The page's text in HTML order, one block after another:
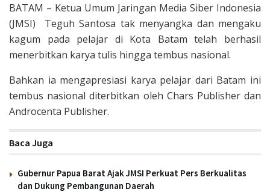
BATAM – Ketua Umum Jaringan Media Siber Indonesia
(JMSI) Teguh Santosa tak menyangka dan mengaku
kagum pada pelajar di Kota Batam telah berhasil
menerbitkan karya tulis hingga tembus nasional.
Bahkan ia mengapresiasi karya pelajar dari Batam ini
tembus nasional diterbitkan oleh Chars Publisher dan
Androcenta Publisher.
Baca Juga
Gubernur Papua Barat Ajak JMSI Perkuat Pers Berkualitas
dan Dukung Pembangunan Daerah